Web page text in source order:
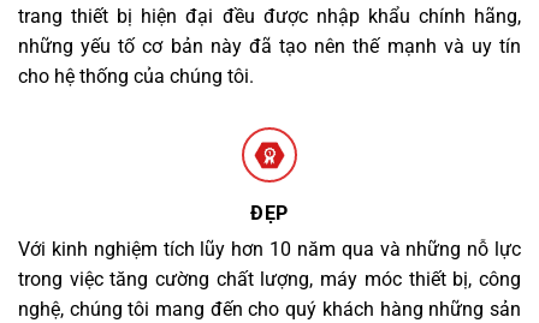
trang thiết bị hiện đại đều được nhập khẩu chính hãng,
những yếu tố cơ bản này đã tạo nên thế mạnh và uy tín
cho hệ thống của chúng tôi.
ĐẸP
Với kinh nghiệm tích lũy hơn 10 năm qua và những nỗ lực
trong việc tăng cường chất lượng, máy móc thiết bị, công
nghệ, chúng tôi mang đến cho quý khách hàng những sản